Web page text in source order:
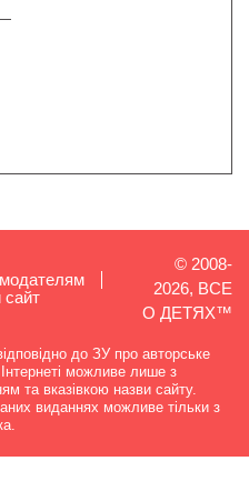
сайт
© 2008-
2026, ВСЕ
О ДЕТЯХ™
до ЗУ про авторське
можливе лише з
та вказівкою назви сайту.
виданнях можливе тільки з